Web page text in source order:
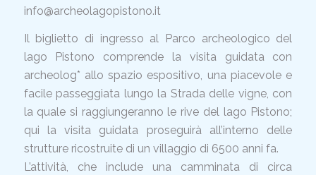
info@archeolagopistono.it
Il biglietto di ingresso al Parco archeologico del
lago Pistono comprende la visita guidata con
archeolog* allo spazio espositivo, una piacevole e
facile passeggiata lungo la Strada delle vigne, con
la quale si raggiungeranno le rive del lago Pistono;
qui la visita guidata proseguirà all’interno delle
strutture ricostruite di un villaggio di 6500 anni fa.
L’attività, che include una camminata di circa